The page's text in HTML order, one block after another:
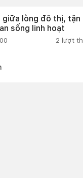
giữa lòng đô thị, tận
sống linh hoạt
2 lượt